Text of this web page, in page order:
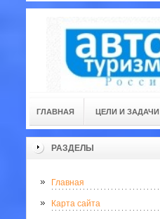
ГЛАВНАЯ ЦЕЛИ И ЗАДАЧИ
РАЗДЕЛЫ
Главная
Карта сайта